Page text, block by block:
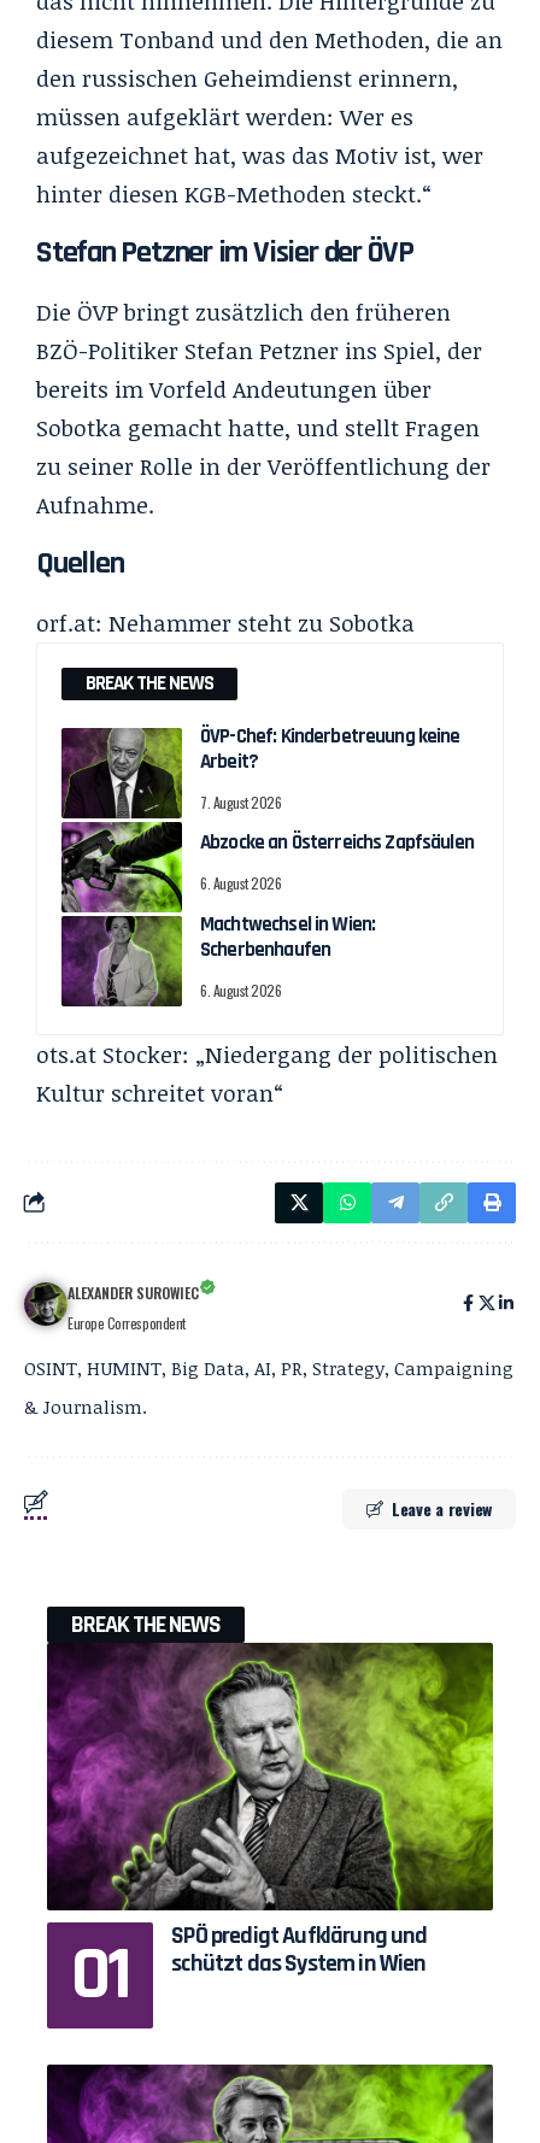
diesem Tonband und den Methoden, die an
den russischen Geheimdienst erinnern,
müssen aufgeklärt werden: Wer es
aufgezeichnet hat, was das Motiv ist, wer
hinter diesen KGB-Methoden steckt.“
Stefan Petzner im Visier der ÖVP
Die ÖVP bringt zusätzlich den früheren
BZÖ-Politiker Stefan Petzner ins Spiel, der
bereits im Vorfeld Andeutungen über
Sobotka gemacht hatte, und stellt Fragen
zu seiner Rolle in der Veröffentlichung der
Aufnahme.
Quellen
orf.at: Nehammer steht zu Sobotka
BREAK THE NEWS
ÖVP-Chef: Kinderbetreuung keine
Arbeit?
7. August 2026
Abzocke an Österreichs Zapfsäulen
6. August 2026
Machtwechsel in Wien:
Scherbenhaufen
6. August 2026
ots.at Stocker: „Niedergang der politischen
Kultur schreitet voran“
ALEXANDER SUROWIEC
Europe Correspondent
OSINT, HUMINT, Big Data, AI, PR, Strategy, Campaigning
& Journalism.
Leave a review
BREAK THE NEWS
SPÖ predigt Aufklärung und
schützt das System in Wien